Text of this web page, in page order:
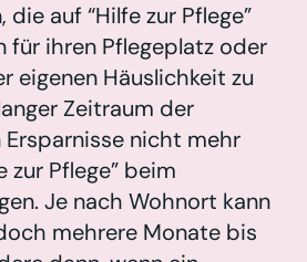
auf “Hilfe zur Pflege”
für ihren Pflegeplatz oder
eigenen Häuslichkeit zu
Zeitraum der
Ersparnisse nicht mehr
zur Pflege” beim
Je nach Wohnort kann
mehrere Monate bis